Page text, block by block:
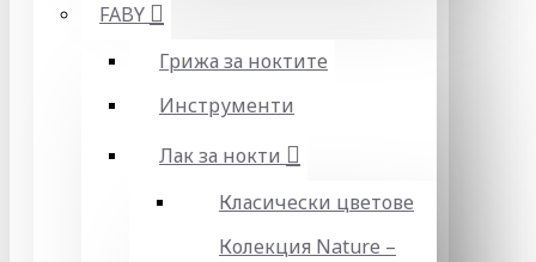
FABY
Грижа за ноктите
Инструменти
Лак за нокти
Класически цветове
Колекция Nature –